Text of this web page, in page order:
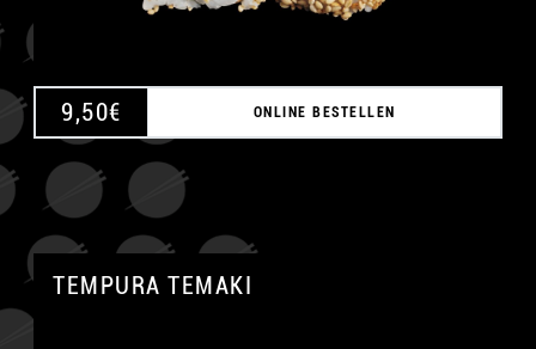
9,50€ ONLINE BESTELLEN
TEMPURA TEMAKI